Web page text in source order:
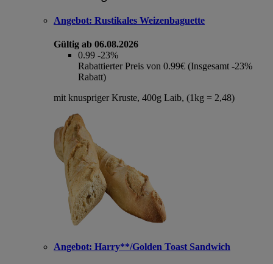
Angebot: Rustikales Weizenbaguette
Gültig ab 06.08.2026
0.99 -23%
Rabattierter Preis von 0.99€ (Insgesamt -23%
Rabatt)
mit knuspriger Kruste, 400g Laib, (1kg = 2,48)
Angebot: Harry**/Golden Toast Sandwich